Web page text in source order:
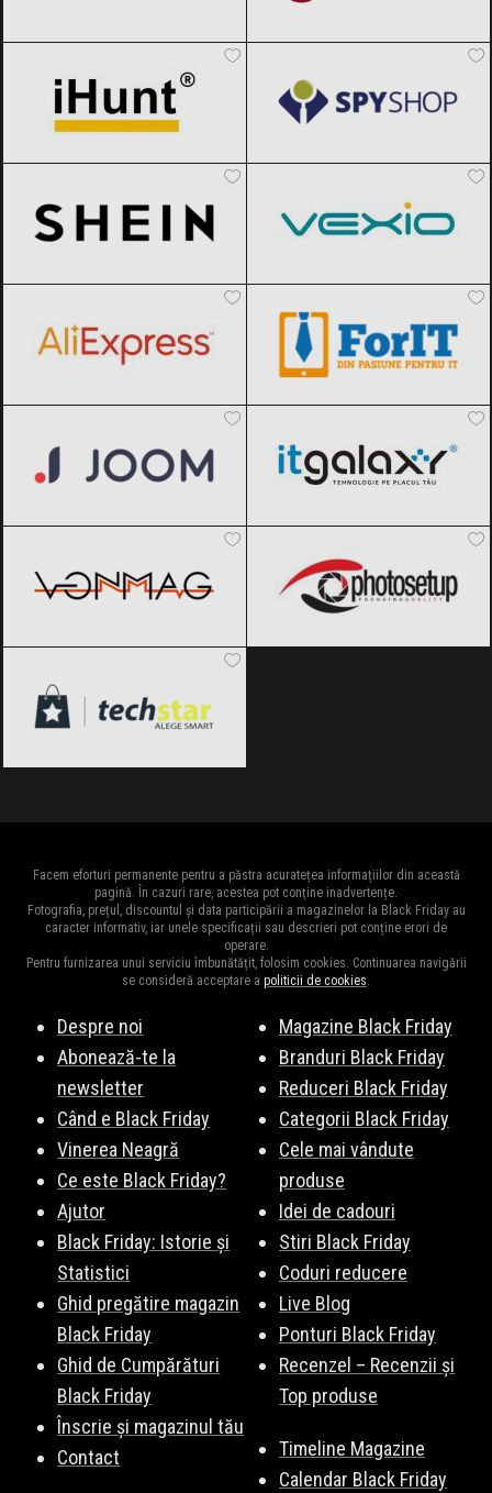
Facem eforturi permanente pentru a păstra acuratețea informațiilor din această
pagină. În cazuri rare, acestea pot conține inadvertențe.
Fotografia, prețul, discountul și data participării a magazinelor la Black Friday au
caracter informativ, iar unele specificații sau descrieri pot conține erori de
operare.
Pentru furnizarea unui serviciu îmbunătățit, folosim cookies. Continuarea navigării
se consideră acceptare a politicii de cookies.
Despre noi
Abonează-te la
newsletter
Când e Black Friday
Vinerea Neagră
Ce este Black Friday?
Ajutor
Black Friday: Istorie și
Statistici
Ghid pregătire magazin
Black Friday
Ghid de Cumpărături
Black Friday
Înscrie și magazinul tău
Contact
Magazine Black Friday
Branduri Black Friday
Reduceri Black Friday
Categorii Black Friday
Cele mai vândute
produse
Idei de cadouri
Stiri Black Friday
Coduri reducere
Live Blog
Ponturi Black Friday
Recenzel – Recenzii și
Top produse
Timeline Magazine
Calendar Black Friday